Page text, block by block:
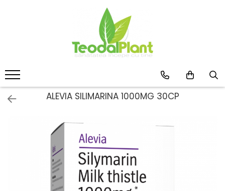
SUPLIMENTE ARTICULATII
SUPLIMENTE TONICE
CREME ANTIINFLAMATOARE-
CIRCULAȚIE
SUPLIMENTE DIABET
SUPLIMENTE DIVERSE
SUPLIMENTE HORMONALE
SUPLIMENTE CARDIO VASCULARE
ALEVIA SILIMARINA 1000MG 30CP